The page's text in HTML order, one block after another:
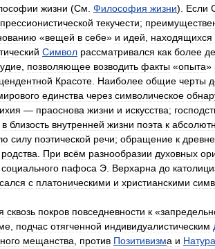
жизни (См Философия жизни). Если
текучести;
«вещей в себе» и идей находящихся
Символ рассматривался как более
позволяющее возводить факты «опыта»
Красоте Наиболее общие черты
единства через символическое
— праоснова жизни и искусства;
в близость внутренней жизни поэта к
силу поэтической речи; обращение к
родства При всём разнообразии духовных
социального пафоса Э Верхарна до
с платоническими и христианскими
сквозь покров повседневности к «
подчас отягченной индивидуалистическим
мещанства против Позитивизма и